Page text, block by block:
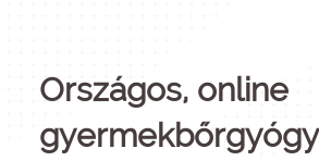
Országos, online